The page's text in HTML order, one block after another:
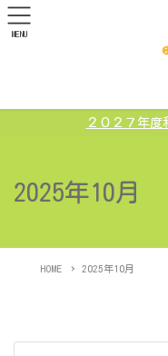
２０２７年
2025年10月
HOME 2025年10月
MENU